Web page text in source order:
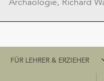
Schnellzugriff
FÜR LEHRER & ERZIEHER